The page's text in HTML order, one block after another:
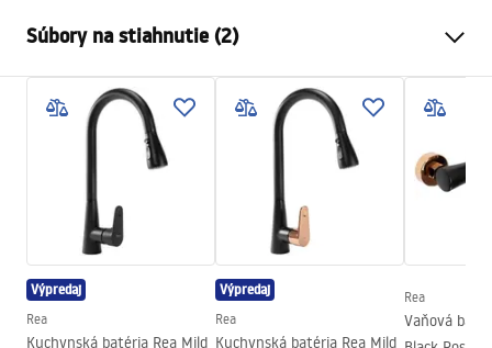
Spôsob montáže
Farba
Čierna/Zlatá
Typ výtoku
Pohyblivá
Mosadz
200
430mm
Technológia povrchovej úpravy
Electroplating
Priemer pripojenia
3/8 palca
Súbory na stiahnutie (2)
Návod na montáž
Faucet.pdf
Záručné podmienky
Warranty_Terms_and_Conditions_Faucets_-_5.pdf
Výpredaj
Rea
Kuchynská batéria Rea Mild
Výpredaj
Rea
Kuchynská batéria Rea Mild
Rea
Vaňová